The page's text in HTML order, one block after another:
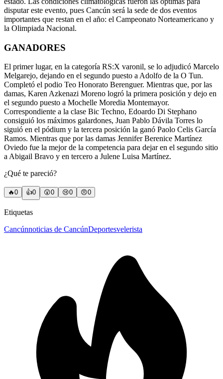
disputar este evento, pues Cancún será la sede de dos eventos
importantes que restan en el año: el Campeonato Norteamericano y
la Olimpiada Nacional.
GANADORES
El primer lugar, en la categoría RS:X varonil, se lo adjudicó Marcelo
Melgarejo, dejando en el segundo puesto a Adolfo de la O Tun.
Completó el podio Teo Honorato Berenguer. Mientras que, por las
damas, Karen Azkenazi Moreno logró la primera posición y dejo en
el segundo puesto a Mochelle Moredia Montemayor.
Correspondiente a la clase Bic Techno, Edoardo Di Stephano
consiguió los máximos galardones, Juan Pablo Dávila Torres lo
siguió en el pódium y la tercera posición la ganó Paolo Celis García
Ramos. Mientras que por las damas Jennifer Berenice Martínez
Oviedo fue la mejor de la competencia para dejar en el segundo sitio
a Abigail Bravo y en tercero a Julene Luisa Martínez.
¿Qué te pareció?
🔥0 👍0 😲0 😢0 😠0
Etiquetas
Cancúnnoticias de CancúnDeportesvelerista